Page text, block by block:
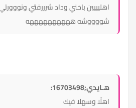
اهليييين باختي وداد شرررفتي
شووووشه ههههههههههه
هـايدي;16703498:
اهلًا وسهلا فيك